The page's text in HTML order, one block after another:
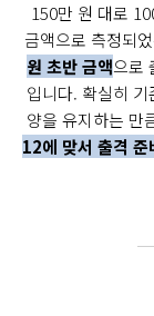
150만 원 대로
금액으로 측정되
원 초반 금액으로
입니다. 확실히
양을 유지하는 만
12에 맞서 출격 준